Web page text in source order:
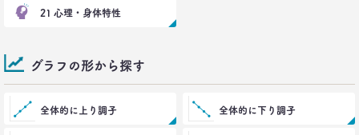
って本当か？
博報堂買物研究所 上席研究員
生活総研 上席研究員
21 心理・身体特性
グラフの形から探す
全体的に上り調子 全体的に下り調子